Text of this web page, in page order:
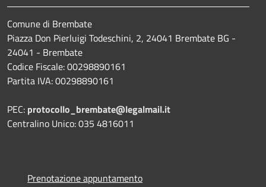
Comune di Brembate
Piazza Don Pierluigi Todeschini, 2, 24041 Brembate BG -
24041 - Brembate
Codice Fiscale: 00298890161
Partita IVA: 00298890161
PEC: protocollo_brembate@legalmail.it
Centralino Unico: 035 4816011
Prenotazione appuntamento